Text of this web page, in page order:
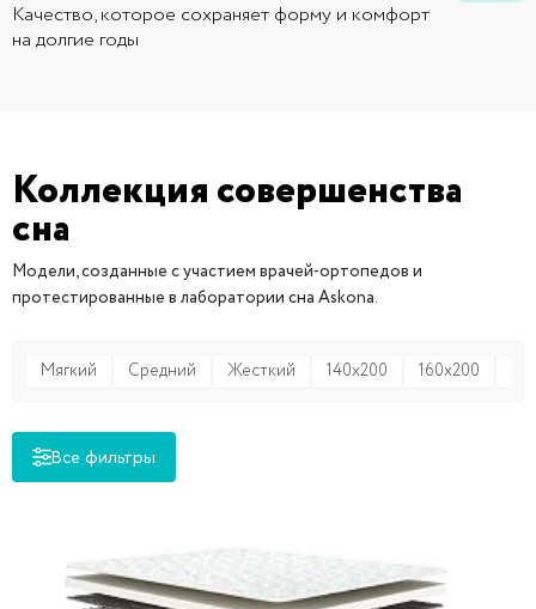
Качество, которое сохраняет форму и комфорт
на долгие годы
Коллекция совершенства
сна
Модели, созданные с участием врачей-ортопедов и
протестированные в лаборатории сна Askona.
Мягкий Средний Жесткий 140x200 160x200
Все фильтры